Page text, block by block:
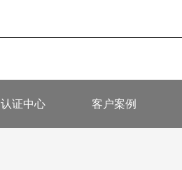
认证中心 客户案例